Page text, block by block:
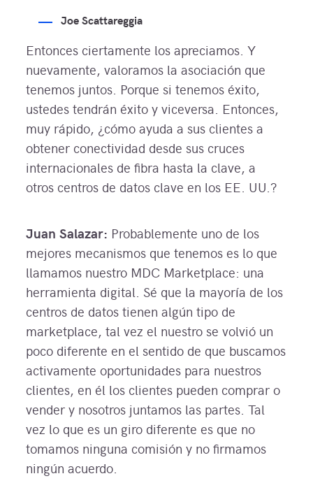
Joe Scattareggia
Entonces ciertamente los apreciamos. Y
nuevamente, valoramos la asociación que
tenemos juntos. Porque si tenemos éxito,
ustedes tendrán éxito y viceversa. Entonces,
muy rápido, ¿cómo ayuda a sus clientes a
obtener conectividad desde sus cruces
internacionales de fibra hasta la clave, a
otros centros de datos clave en los EE. UU.?
Juan Salazar: Probablemente uno de los
mejores mecanismos que tenemos es lo que
llamamos nuestro MDC Marketplace: una
herramienta digital. Sé que la mayoría de los
centros de datos tienen algún tipo de
marketplace, tal vez el nuestro se volvió un
poco diferente en el sentido de que buscamos
activamente oportunidades para nuestros
clientes, en él los clientes pueden comprar o
vender y nosotros juntamos las partes. Tal
vez lo que es un giro diferente es que no
tomamos ninguna comisión y no firmamos
ningún acuerdo.